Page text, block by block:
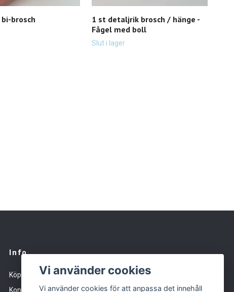
bi-brosch
1 st detaljrik brosch / hänge -
Fågel med boll
Slut i lager
Info
Köpvillkor
Kontakt
Vi använder cookies
Vi använder cookies för att anpassa det innehåll